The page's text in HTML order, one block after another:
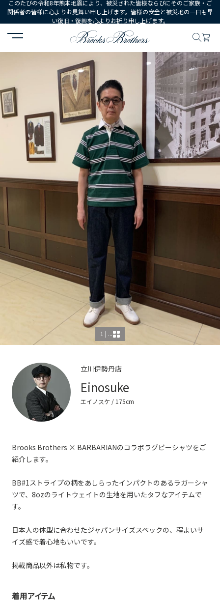
このたびの令和8年熊本地震により、被災された皆様ならびにそのご家族・ご
関係者の皆様に心よりお見舞い申し上げます。皆様の安全と被災地の一日も早
い復旧・復興を心よりお祈り申し上げます。
HOME コーディネート コーディネート詳細
1 | ...
立川伊勢丹店
Einosuke
エイノスケ/ 175cm
Brooks Brothers × BARBARIANのコラボラグビーシャツをご
紹介します。
BB#1ストライプの柄をあしらったインパクトのあるラガーシャ
ツで、8ozのライトウェイトの生地を用いたタフなアイテムで
す。
日本人の体型に合わせたジャパンサイズスペックの、程よいサ
イズ感で着心地もいいです。
掲載商品以外は私物です。
着用アイテム